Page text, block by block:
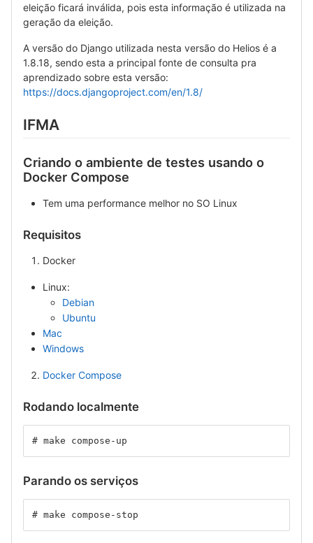
eleição ficará inválida, pois esta informação é utilizada na
geração da eleição.
A versão do Django utilizada nesta versão do Helios é a
1.8.18, sendo esta a principal fonte de consulta pra
aprendizado sobre esta versão:
https://docs.djangoproject.com/en/1.8/
IFMA
Criando o ambiente de testes usando o
Docker Compose
Tem uma performance melhor no SO Linux
Requisitos
Docker
Linux:
Debian
Ubuntu
Mac
Windows
Docker Compose
Rodando localmente
# make compose-up
Parando os serviços
# make compose-stop